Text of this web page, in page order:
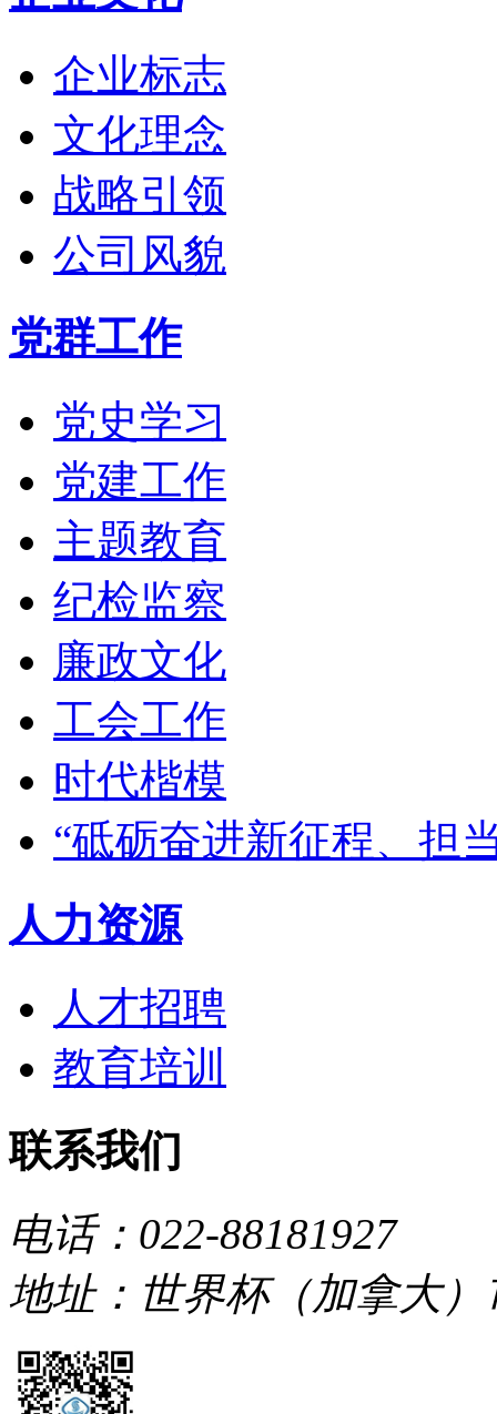
企业标志
文化理念
战略引领
公司风貌
党群工作
党史学习
党建工作
主题教育
纪检监察
廉政文化
工会工作
时代楷模
“砥砺奋进新征程、担
人力资源
人才招聘
教育培训
联系我们
电话：022-88181927
地址：世界杯（加拿大